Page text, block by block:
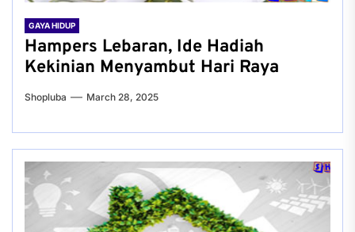
GAYA HIDUP
Hampers Lebaran, Ide Hadiah
Kekinian Menyambut Hari Raya
Shopluba March 28, 2025